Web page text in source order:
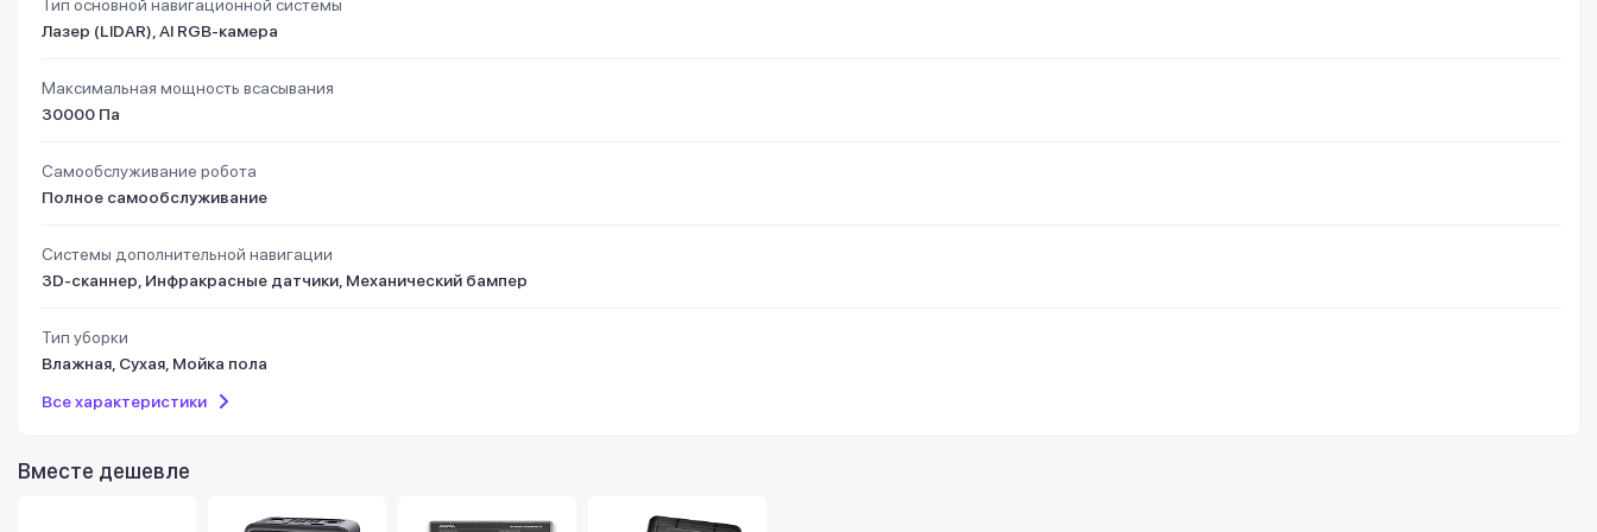
Тип основной навигационной системы
Лазер (LIDAR), AI RGB-камера
Максимальная мощность всасывания
30000 Па
Самообслуживание робота
Полное самообслуживание
Системы дополнительной навигации
3D-сканнер, Инфракрасные датчики, Механический бампер
Тип уборки
Влажная, Сухая, Мойка пола
Все характеристики
Вместе дешевле